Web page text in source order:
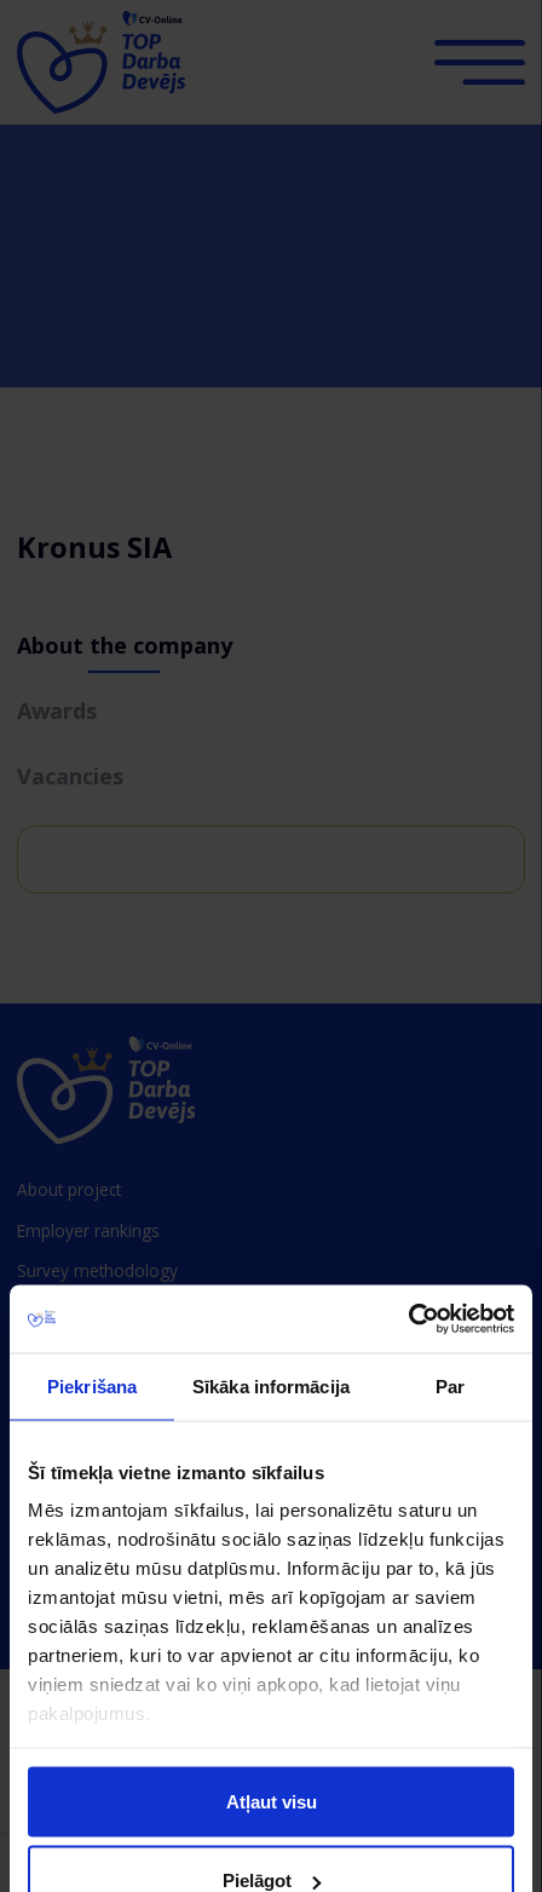
Piekrišana Sīkāka informācija Par
Šī tīmekļa vietne izmanto sīkfailus
Mēs izmantojam sīkfailus, lai personalizētu saturu un
reklāmas, nodrošinātu sociālo saziņas līdzekļu funkcijas
un analizētu mūsu datplūsmu. Informāciju par to, kā jūs
izmantojat mūsu vietni, mēs arī kopīgojam ar saviem
sociālās saziņas līdzekļu, reklamēšanas un analīzes
partneriem, kuri to var apvienot ar citu informāciju, ko
viņiem sniedzat vai ko viņi apkopo, kad lietojat viņu
pakalpojumus.
Atļaut visu
Pielāgot
Kronus SIA
About the company
Awards
Vacancies
About project
Employer rankings
Survey methodology
Privacy policy
marketing@cv.lv
Latvia
Alma Career Latvia:
CV.lv Recruitment.lv